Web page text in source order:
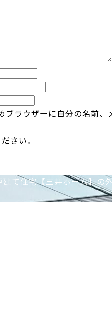
ラウザーに自分の名前、
さい。
て住宅【三井ホーム】